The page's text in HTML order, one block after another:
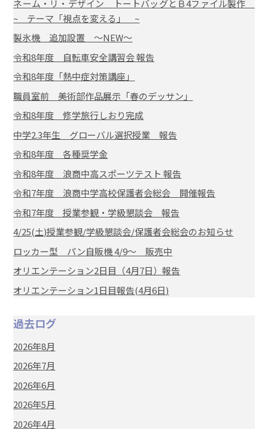
ネーム・リ・デザイン トートバッグとＢ4ファイル製作
~ テーマ「視点を変える」 ~
製氷機 追加設置 ～NEW～
令和8年度 自転車安全講習会 報告
令和8年度「熱中症対策講座」
職員室前 美術部作品展示「春のデッサン」
令和8年度 修学旅行しおり完成
中学2.3年生 グローバル選択授業 報告
令和8年度 各種奨学金
令和8年度 浪商中高スポーツテスト 報告
令和7年度 浪商中学高校保護者会総会 開催報告
令和7年度 授業参観・学級懇談会 報告
4/25(土)授業参観/学級懇談会/保護者会総会のお知らせ
ロッカー型 パン自販機 4/9～ 販売中
オリエンテーション2日目（4月7日）報告
オリエンテーション1日目報告(4月6日)
過去ログ
2026年8月
2026年7月
2026年6月
2026年5月
2026年4月